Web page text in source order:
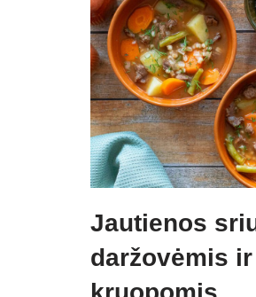
Jautienos
daržovėmis